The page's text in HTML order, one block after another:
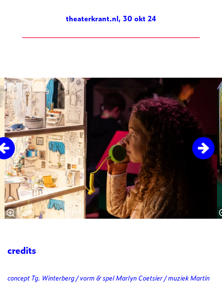
theaterkrant.nl, 30 okt 24
Overslaan
credits
concept Tg. Winterberg / vorm & spel Marlyn Coetsier / muziek Martin